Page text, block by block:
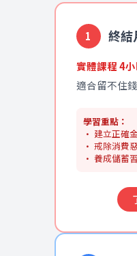
1 終結
實體課程 4
適合留不住
學習重點：
• 建立正確
• 戒除消費
• 養成儲蓄